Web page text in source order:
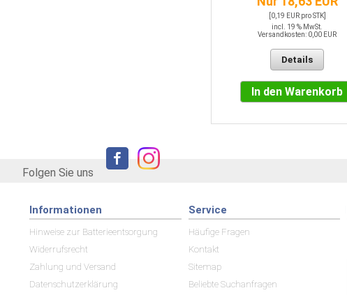
[0,19 EUR pro STK]
incl. 19 % MwSt.
Versandkosten: 0,00 EUR
Details
In den Warenkorb
Folgen Sie uns
Informationen
Hinweise zur Batterieentsorgung
Widerrufsrecht
Zahlung und Versand
Datenschutzerklärung
Service
Häufige Fragen
Kontakt
Sitemap
Beliebte Suchanfragen